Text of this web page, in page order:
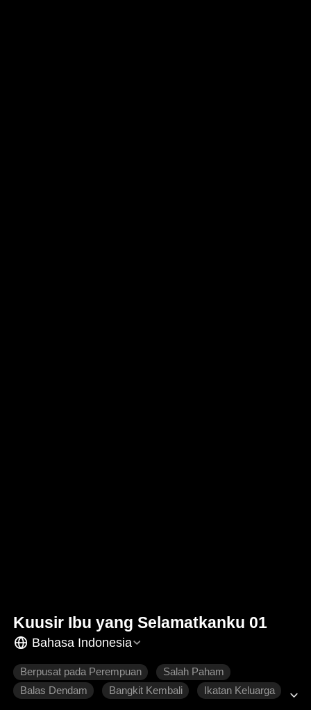
Kuusir Ibu yang Selamatkanku 01
Bahasa Indonesia
Berpusat pada Perempuan
Salah Paham
Balas Dendam
Bangkit Kembali Ikatan Keluarga